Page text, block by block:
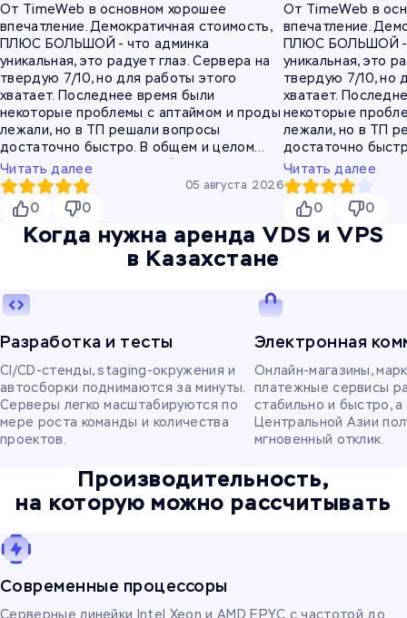
От TimeWeb в основном хорошее
впечатление. Демократичная стоимость,
ПЛЮС БОЛЬШОЙ - что админка
уникальная, это радует глаз. Сервера на
твердую 7/10, но для работы этого
хватает. Последнее время были
некоторые проблемы с аптаймом и проды
лежали, но в ТП решали вопросы
достаточно быстро. В общем и целом
остался доволен таймвебом)
Читать далее
05 августа 2026
0 0
От TimeWeb в
впечатление.
ПЛЮС БОЛЬШОЙ -
уникальная, это
твердую 7/10, но
хватает.
некоторые
лежали, но в ТП
достаточно
остался доволен
Читать далее
0 0
Когда нужна аренда VDS и VPS
в Казахстане
Разработка и тесты
CI/CD-стенды, staging-окружения и
автосборки поднимаются за минуты.
Серверы легко масштабируются по
мере роста команды и количества
проектов.
Электронная
Онлайн-магазины,
платежные сервисы
стабильно и быстро, а
Центральной Азии
мгновенный отклик.
Производительность,
на которую можно рассчитывать
Современные процессоры
Серверные линейки Intel Xeon и AMD EPYC с частотой до